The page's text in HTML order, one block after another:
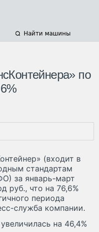
Найти машины
по
(входит в
стандартам
за январь-март
руб., что на 76,6%
периода
служба компании.
на 46,4%